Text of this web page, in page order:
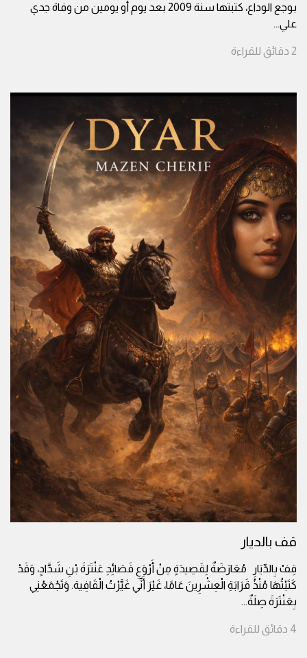
بوجع الوداع، كتبتها سنة 2009 بعد يوم أو يومين من وفاة جدي
علي...
2 دقائق للقراءة
قف بالديار
قِفْ بِالدِّيَارِ مُعَارَضَةٌ لِقَصِيدَةٍ مِنْ أَرْوَعِ قَصَائِدِ عَنْتَرَةَ بْنِ شَدَّادٍ، وَقَدْ
كَتَبْتُهَا مُنْذُ قَرَابَةِ الْعِشْرِينَ عَامًا، غَيْرَ أَنِّي غَيَّرْتُ الْقَافِية. وَتَجْمَعُنِي
بِعَنْتَرَةَ صِلَةٌ...
4 دقائق للقراءة